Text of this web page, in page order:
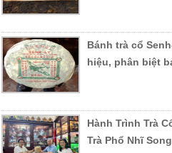
Bánh trà cổ
hiệu, phân biệt
Hành Trình Trà
Trà Phổ Nhĩ